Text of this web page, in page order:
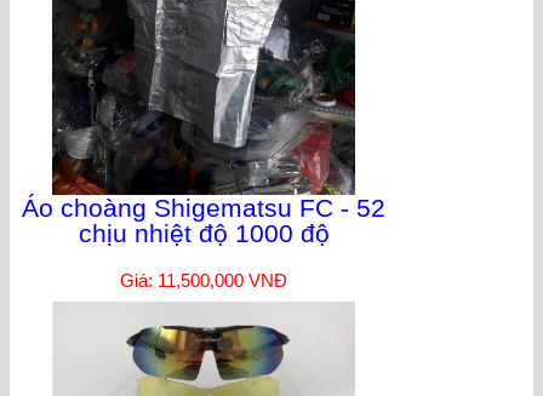
Áo choàng Shigematsu FC - 52
chịu nhiệt độ 1000 độ
Giá: 11,500,000 VNĐ